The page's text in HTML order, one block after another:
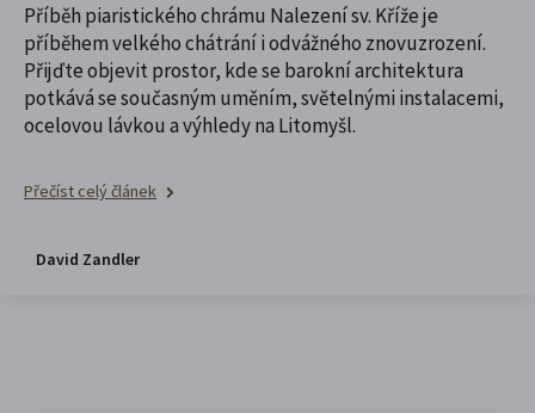
Příběh piaristického chrámu Nalezení sv. Kříže je
příběhem velkého chátrání i odvážného znovuzrození.
Přijďte objevit prostor, kde se barokní architektura
potkává se současným uměním, světelnými instalacemi,
ocelovou lávkou a výhledy na Litomyšl.
Přečíst celý článek
David Zandler